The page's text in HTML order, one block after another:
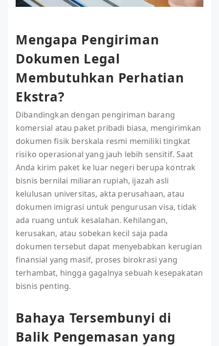
Mengapa Pengiriman
Dokumen Legal
Membutuhkan Perhatian
Ekstra?
Dibandingkan dengan pengiriman barang
komersial atau paket pribadi biasa, mengirimkan
dokumen fisik berskala resmi memiliki tingkat
risiko operasional yang jauh lebih sensitif. Saat
Anda kirim paket ke luar negeri berupa kontrak
bisnis bernilai miliaran rupiah, ijazah asli
kelulusan universitas, akta perusahaan, atau
dokumen imigrasi untuk pengurusan visa, tidak
ada ruang untuk kesalahan. Kehilangan,
kerusakan, atau sobekan kecil saja pada
dokumen tersebut dapat menyebabkan kerugian
finansial yang masif, proses birokrasi yang
terhambat, hingga gagalnya sebuah kesepakatan
bisnis penting.
Bahaya Tersembunyi di
Balik Pengemasan yang